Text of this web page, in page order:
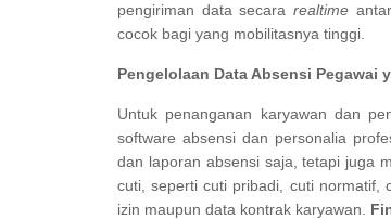
pengiriman data secara realtimeantar
cocok bagi yang mobilitasnya tinggi.
Pengelolaan Data Absensi Pegawai
Untuk penanganan karyawan dan
software absensi dan personalia
dan laporan absensi saja, tetapi juga
cuti, seperti cuti pribadi, cuti normatif,
izin maupun data kontrak karyawan.